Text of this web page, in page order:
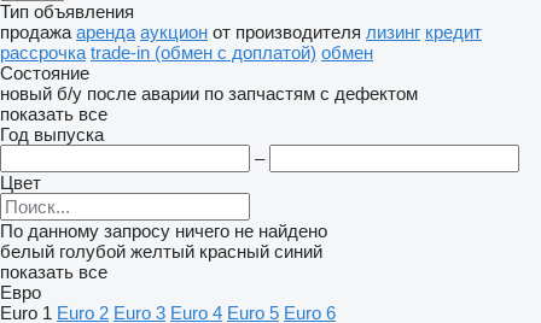
Тип объявления
продажа аренда аукцион от производителя лизинг кредит
рассрочка trade-in (обмен с доплатой) обмен
Состояние
новый б/у после аварии по запчастям с дефектом
показать все
Год выпуска
–
Цвет
По данному запросу ничего не найдено
белый голубой желтый красный синий
показать все
Евро
Euro 1 Euro 2 Euro 3 Euro 4 Euro 5 Euro 6